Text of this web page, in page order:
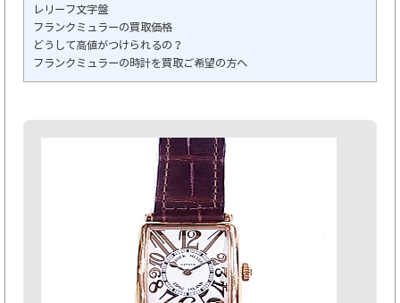
レリーフ文字盤
フランクミュラーの買取価格
どうして高値がつけられるの？
フランクミュラーの時計を買取ご希望の方へ